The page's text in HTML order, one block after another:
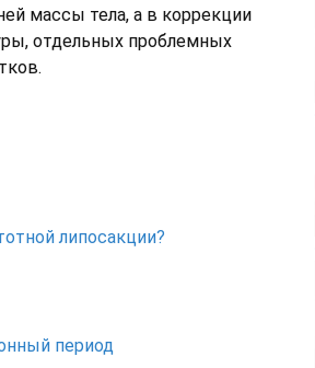
массы тела, а в коррекции
отдельных проблемных
липосакции?
период